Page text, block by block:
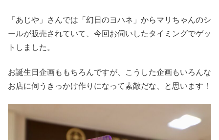
「あじや」さんでは「幻日のヨハネ」からマリちゃんのシ
ールが販売されていて、今回お伺いしたタイミングでゲッ
トしました。
お誕生日企画ももちろんですが、こうした企画もいろんな
お店に伺うきっかけ作りになって素敵だな、と思います！